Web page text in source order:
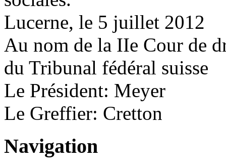
Lucerne, le 5 juillet 2012
Au nom de la IIe Cour de
du Tribunal fédéral suisse
Le Président: Meyer
Le Greffier: Cretton
Navigation